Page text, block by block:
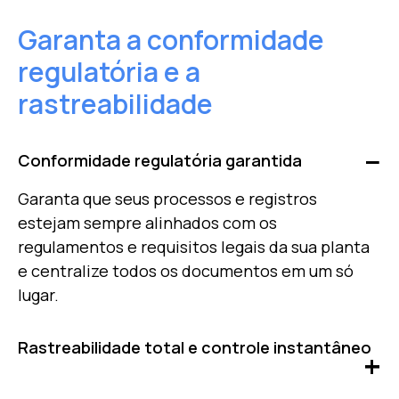
Garanta a conformidade
regulatória e a
rastreabilidade
Conformidade regulatória garantida
Garanta que seus processos e registros
estejam sempre alinhados com os
regulamentos e requisitos legais da sua planta
e centralize todos os documentos em um só
lugar.
Rastreabilidade total e controle instantâneo